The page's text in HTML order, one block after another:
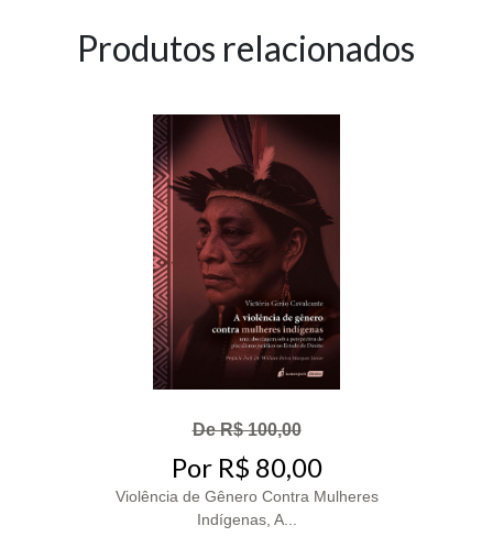
Produtos relacionados
De R$ 100,00
Por R$ 80,00
Violência de Gênero Contra Mulheres
Indígenas, A...